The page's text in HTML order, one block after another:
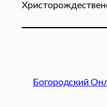
Богородский